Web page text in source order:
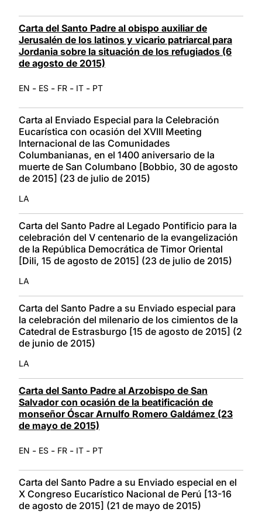
Carta del Santo Padre al obispo auxiliar de
Jerusalén de los latinos y vicario patriarcal para
Jordania sobre la situación de los refugiados (6
de agosto de 2015)
EN - ES - FR - IT - PT
Carta al Enviado Especial para la Celebración
Eucarística con ocasión del XVIII Meeting
Internacional de las Comunidades
Columbanianas, en el 1400 aniversario de la
muerte de San Columbano [Bobbio, 30 de agosto
de 2015] (23 de julio de 2015)
LA
Carta del Santo Padre al Legado Pontificio para la
celebración del V centenario de la evangelización
de la República Democrática de Timor Oriental
[Dili, 15 de agosto de 2015] (23 de julio de 2015)
LA
Carta del Santo Padre a su Enviado especial para
la celebración del milenario de los cimientos de la
Catedral de Estrasburgo [15 de agosto de 2015] (2
de junio de 2015)
LA
Carta del Santo Padre al Arzobispo de San
Salvador con ocasión de la beatificación de
monseñor Óscar Arnulfo Romero Galdámez (23
de mayo de 2015)
EN - ES - FR - IT - PT
Carta del Santo Padre a su Enviado especial en el
X Congreso Eucarístico Nacional de Perú [13-16
de agosto de 2015] (21 de mayo de 2015)